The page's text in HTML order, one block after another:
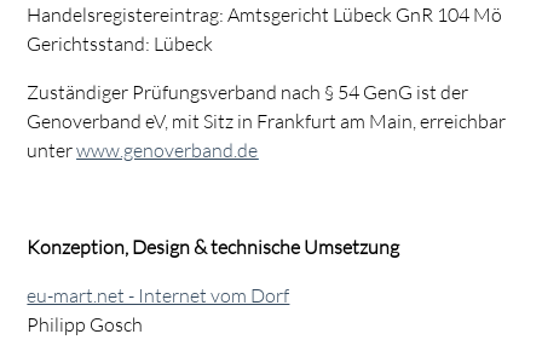
Handelsregistereintrag: Amtsgericht Lübeck GnR 104 Mö
Gerichtsstand: Lübeck
Zuständiger Prüfungsverband nach § 54 GenG ist der
Genoverband eV, mit Sitz in Frankfurt am Main, erreichbar
unterwww.genoverband.de
Konzeption, Design & technische Umsetzung
eu-mart.net - Internet vom Dorf
Philipp Gosch